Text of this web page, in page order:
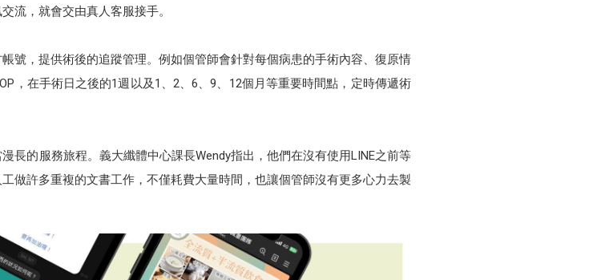
流，就會交由真人客服接手。
號，提供術後的追蹤管理。例如個管師會針對每個病患的手術內容、復原情
，在手術日之後的1週以及1、2、6、9、12個月等重要時間點，定時傳遞術
長的服務旅程。義大纖體中心課長Wendy指出，他們在沒有使用LINE之前等
做許多重複的文書工作，不僅耗費大量時間，也讓個管師沒有更多心力去製